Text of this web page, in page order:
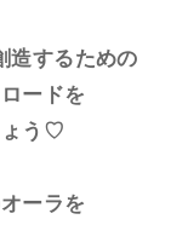
造するための
ードを
ょう♡
ーラを